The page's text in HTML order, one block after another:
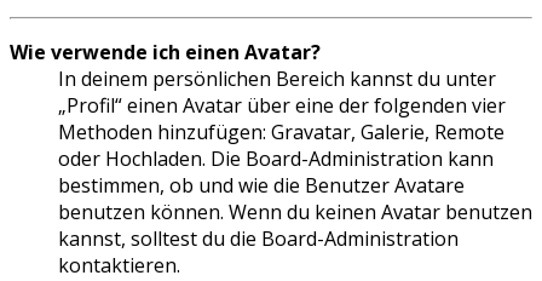
Wie verwende ich einen Avatar?
In deinem persönlichen Bereich kannst du unter
„Profil“ einen Avatar über eine der folgenden vier
Methoden hinzufügen: Gravatar, Galerie, Remote
oder Hochladen. Die Board-Administration kann
bestimmen, ob und wie die Benutzer Avatare
benutzen können. Wenn du keinen Avatar benutzen
kannst, solltest du die Board-Administration
kontaktieren.